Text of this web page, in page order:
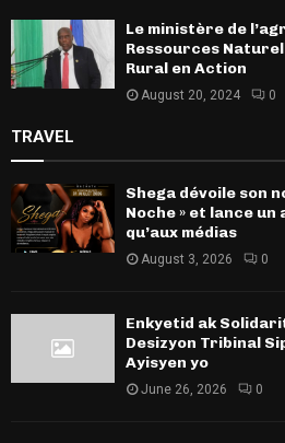
Le ministère de
Ressources
Rural en Action
August 20, 2024 0
TRAVEL
Shega dévoile son
Noche » et lance un
qu’aux médias
August 3, 2026 0
Enkyetid ak
Desizyon Tribinal
Ayisyen yo
June 26, 2026 0